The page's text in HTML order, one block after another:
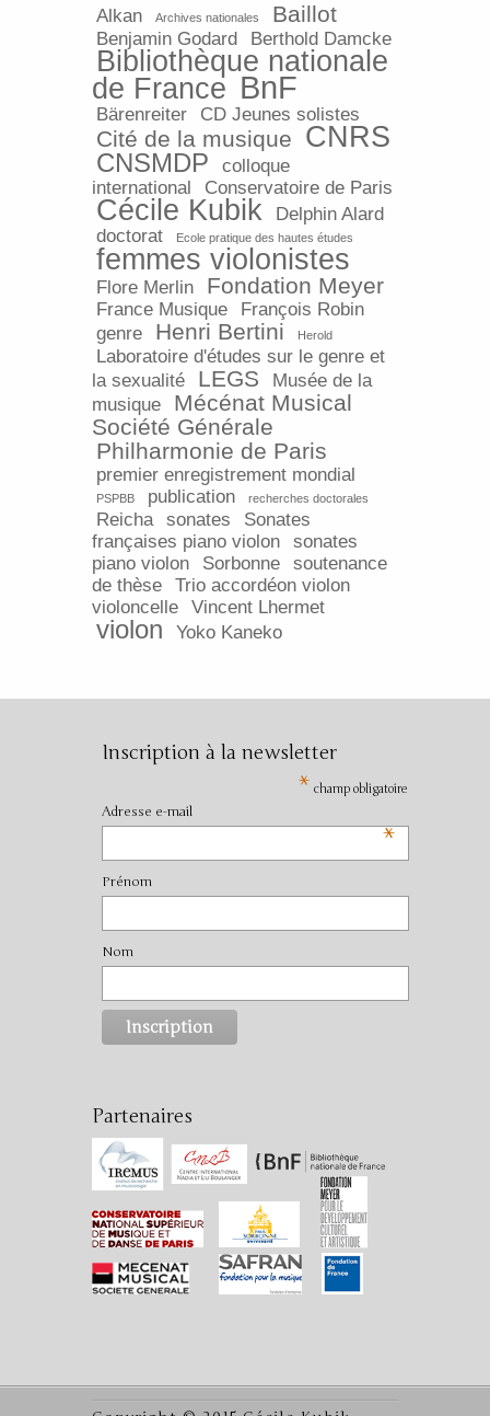
Alkan Archives nationales Baillot
Benjamin Godard Berthold Damcke
Bibliothèque nationale
de France BnF
Bärenreiter CD Jeunes solistes
Cité de la musique CNRS
CNSMDP
colloque
international
Conservatoire de Paris
Cécile Kubik
Delphin Alard
doctorat
Ecole pratique des hautes études
femmes violonistes
Flore Merlin Fondation Meyer
France Musique
François Robin
genre
Henri Bertini Herold
Laboratoire d'études sur le genre et
la sexualité
LEGS
Musée de la
musique
Mécénat Musical
Société Générale
Philharmonie de Paris
premier enregistrement mondial
PSPBB publication recherches doctorales
Reicha sonates
Sonates
françaises piano violon
sonates
piano violon
Sorbonne
soutenance
de thèse
Trio accordéon violon
violoncelle
Vincent Lhermet
violon Yoko Kaneko
Inscription à la newsletter
* champ obligatoire
Adresse e-mail
*
Prénom
Nom
Partenaires